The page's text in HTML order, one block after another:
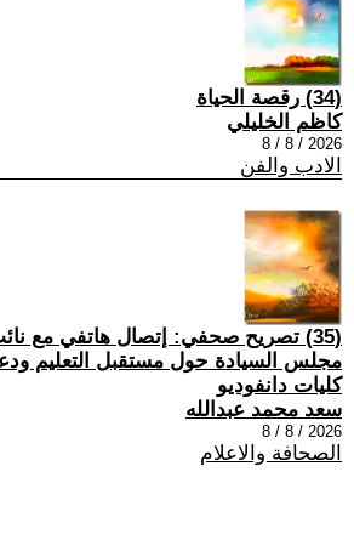
(34) رقصة الحياة
كاظم الخليلي
2026 / 8 / 8
الادب والفن
(35) تصريح صحفي: إتصال هاتفي مع
مجلس السيادة حول مستقبل التعليم
كليات دانفوديو
سعد محمد عبدالله
2026 / 8 / 8
الصحافة والاعلام